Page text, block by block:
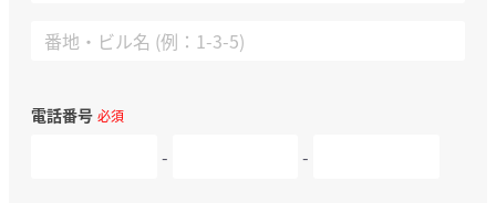
電話番号 必須
- -